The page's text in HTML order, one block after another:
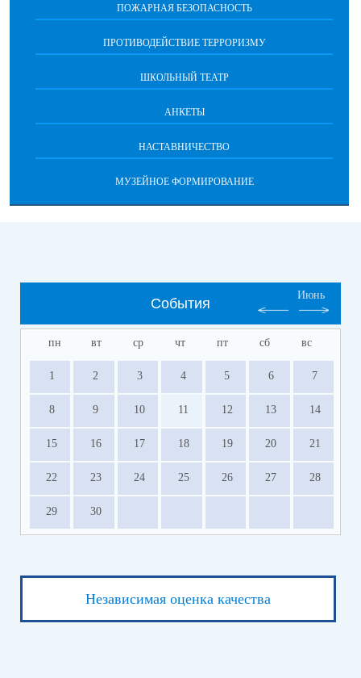
ПОЖАРНАЯ БЕЗОПАСНОСТЬ
ПРОТИВОДЕЙСТВИЕ ТЕРРОРИЗМУ
ШКОЛЬНЫЙ ТЕАТР
АНКЕТЫ
НАСТАВНИЧЕСТВО
МУЗЕЙНОЕ ФОРМИРОВАНИЕ
События
Июнь
пн вт ср чт пт сб вс
1 2 3 4 5 6 7
8 9 10 11 12 13 14
15 16 17 18 19 20 21
22 23 24 25 26 27 28
29 30
Независимая оценка качества